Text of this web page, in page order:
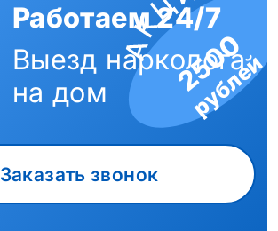
2500
рублей
Работаем 24/7
Выезд нарколога
на дом
Заказать звонок